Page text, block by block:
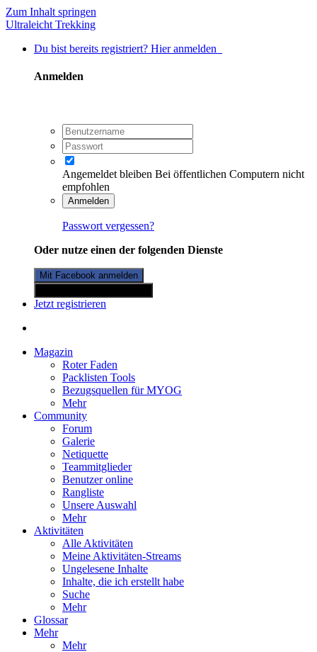
Zum Inhalt springen
Ultraleicht Trekking
Du bist bereits registriert? Hier anmelden
Anmelden
Angemeldet bleiben Bei öffentlichen Computern nicht
empfohlen
Anmelden
Passwort vergessen?
Oder nutze einen der folgenden Dienste
Mit Facebook anmelden
Jetzt registrieren
Magazin
Roter Faden
Packlisten Tools
Bezugsquellen für MYOG
Mehr
Community
Forum
Galerie
Netiquette
Teammitglieder
Benutzer online
Rangliste
Unsere Auswahl
Mehr
Aktivitäten
Alle Aktivitäten
Meine Aktivitäten-Streams
Ungelesene Inhalte
Inhalte, die ich erstellt habe
Suche
Mehr
Glossar
Mehr
Mehr